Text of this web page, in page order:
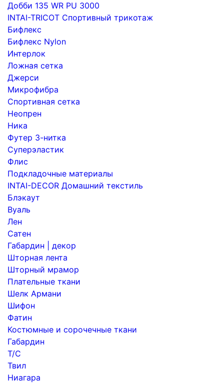
Добби 135 WR PU 3000
INTAI-TRICOT Спортивный трикотаж
Бифлекс
Бифлекс Nylon
Интерлок
Ложная сетка
Джерси
Микрофибра
Спортивная сетка
Неопрен
Ника
Футер 3-нитка
Суперэластик
Флис
Подкладочные материалы
INTAI-DECOR Домашний текстиль
Блэкаут
Вуаль
Лен
Сатен
Габардин | декор
Шторная лента
Шторный мрамор
Плательные ткани
Шелк Армани
Шифон
Фатин
Костюмные и сорочечные ткани
Габардин
Т/С
Твил
Ниагара